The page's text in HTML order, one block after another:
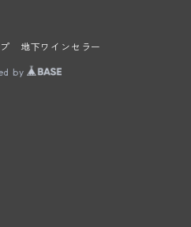
地下ワインセラー
by